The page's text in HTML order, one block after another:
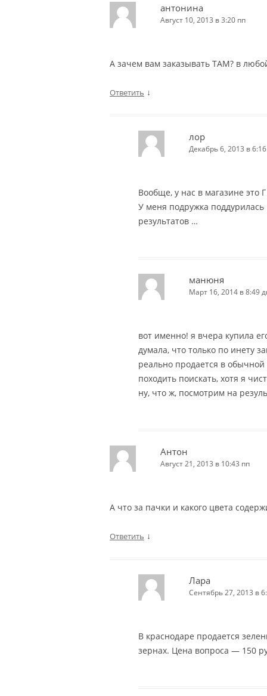
антонина
Август 10, 2013 в 3:20 пп
А зачем вам заказывать ТАМ? в
Ответить ↓
лор
Декабрь 6, 2013 в
Вообще, у нас в магазине это
У меня подружка поддурилась
результатов …
манюня
Март 16, 2014 в 8:49
вот именно! я вчера купила
думала, что только по инету
реально продается в
походить поискать, хотя я
ну, что ж, посмотрим на
Антон
Август 21, 2013 в 10:43 пп
А что за пачки и какого цвета
Ответить ↓
Лара
Сентябрь 27, 2013 в
В краснодаре продается
зернах. Цена вопроса — 150